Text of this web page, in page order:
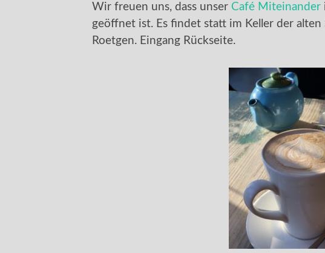
Wir freuen uns, dass unser Café Miteinander
geöffnet ist. Es findet statt im Keller der alten
Roetgen. Eingang Rückseite.